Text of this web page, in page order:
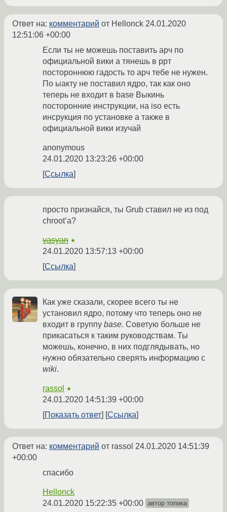
Ответ на: комментарий от Hellonck 24.01.2020
12:51:06 +00:00
Если ты не можешь поставить арч по
официальной вики а тянешь в ррт
постороннюю гадость то арч тебе не нужен.
По ыакту не поставил ядро, так как оно
теперь не входит в base Выкинь
посторонние инструкции, на iso есть
инсрукция по установке а также в
официальной вики изучай
anonymous
24.01.2020 13:23:26 +00:00
Ссылка
просто признайся, ты Grub ставил не из под
chroot’а?
vasyan ★
24.01.2020 13:57:13 +00:00
Ссылка
Как уже сказали, скорее всего ты не
установил ядро, потому что теперь оно не
входит в группу base. Советую больше не
прикасаться к таким руководствам. Ты
можешь, конечно, в них подглядывать, но
нужно обязательно сверять информацию с
wiki.
rassol ★
24.01.2020 14:51:39 +00:00
Показать ответ
Ссылка
Ответ на: комментарий от rassol 24.01.2020 14:51:39
+00:00
спасибо
Hellonck
24.01.2020 15:22:35 +00:00 автор топика